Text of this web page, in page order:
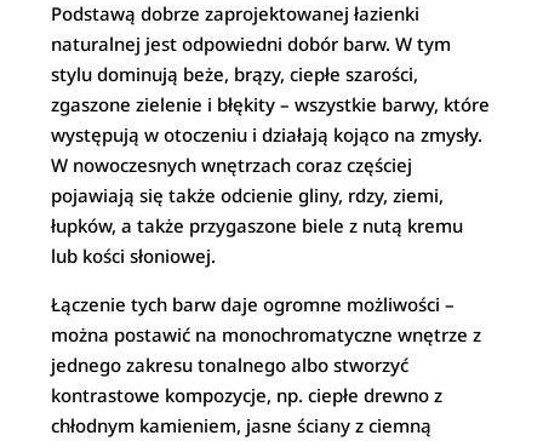
Podstawą dobrze zaprojektowanej łazienki
naturalnej jest odpowiedni dobór barw. W tym
stylu dominują beże, brązy, ciepłe szarości,
zgaszone zielenie i błękity – wszystkie barwy, które
występują w otoczeniu i działają kojąco na zmysły.
W nowoczesnych wnętrzach coraz częściej
pojawiają się także odcienie gliny, rdzy, ziemi,
łupków, a także przygaszone biele z nutą kremu
lub kości słoniowej.
Łączenie tych barw daje ogromne możliwości –
można postawić na monochromatyczne wnętrze z
jednego zakresu tonalnego albo stworzyć
kontrastowe kompozycje, np. ciepłe drewno z
chłodnym kamieniem, jasne ściany z ciemną